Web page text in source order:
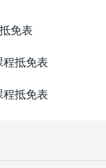
免表
程抵免表
程抵免表